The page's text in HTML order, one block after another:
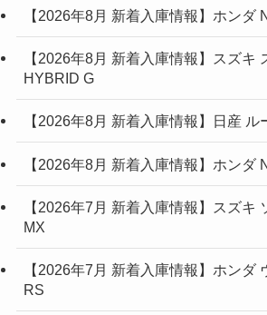
【2026年8月 新着入庫情報】ホンダ
【2026年8月 新着入庫情報】スズキ
HYBRID G
【2026年8月 新着入庫情報】日産 ル
【2026年8月 新着入庫情報】ホンダ
【2026年7月 新着入庫情報】スズキ
MX
【2026年7月 新着入庫情報】ホンダ
RS